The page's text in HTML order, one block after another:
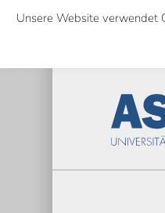
Skip
content
Unsere Website verwendet